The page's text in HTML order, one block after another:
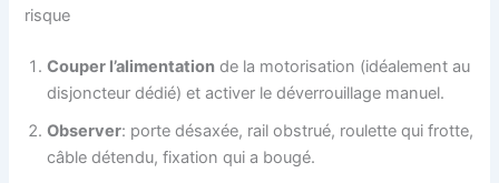
risque
Couper l’alimentation de la motorisation (idéalement au
disjoncteur dédié) et activer le déverrouillage manuel.
Observer: porte désaxée, rail obstrué, roulette qui frotte,
câble détendu, fixation qui a bougé.